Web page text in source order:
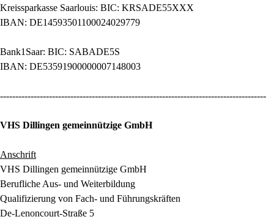
Kreissparkasse Saarlouis: BIC: KRSADE55XXX
IBAN: DE14593501100024029779
Bank1Saar: BIC: SABADE5S
IBAN: DE53591900000007148003
---------------------------------------------------------------------------------------
VHS Dillingen gemeinnützige GmbH
Anschrift
VHS Dillingen gemeinnützige GmbH
Berufliche Aus- und Weiterbildung
Qualifizierung von Fach- und Führungskräften
De-Lenoncourt-Straße 5